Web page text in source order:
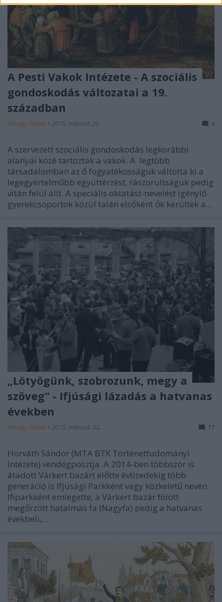
A Pesti Vakok Intézete - A szociális
gondoskodás változatai a 19.
században
Fónagy Zoltán • 2015. március 29. 4
A szervezett szociális gondoskodás legkorábbi
alanyai közé tartoztak a vakok. A legtöbb
társadalomban az ő fogyatékosságuk váltotta ki a
legegyértelműbb együttérzést, rászorultságuk pedig
vitán felül állt. A speciális oktatást-nevelést igénylő
gyerekcsoportok közül talán elsőként ők kerültek a…
„Lötyögünk, szobrozunk, megy a
szöveg" - Ifjúsági lázadás a hatvanas
években
Fónagy Zoltán • 2015. március 22. 17
Horváth Sándor (MTA BTK Történettudományi
Intézete) vendégposztja. A 2014-ben többször is
átadott Várkert bazárt előtte évtizedekig több
generáció is Ifjúsági Parkként vagy közkeletű nevén
Ifiparkként emlegette, a Várkert bazár fölött
megőrzött hatalmas fa (Nagyfa) pedig a hatvanas
évekbeli,…